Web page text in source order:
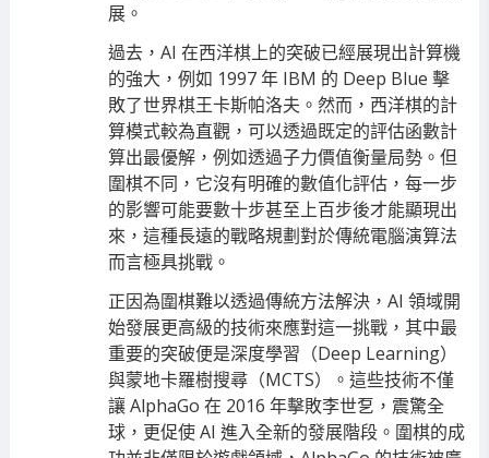
展。
過去，AI 在西洋棋上的突破已經展現出計算機
的強大，例如 1997 年 IBM 的 Deep Blue 擊
敗了世界棋王卡斯帕洛夫。然而，西洋棋的計
算模式較為直觀，可以透過既定的評估函數計
算出最優解，例如透過子力價值衡量局勢。但
圍棋不同，它沒有明確的數值化評估，每一步
的影響可能要數十步甚至上百步後才能顯現出
來，這種長遠的戰略規劃對於傳統電腦演算法
而言極具挑戰。
正因為圍棋難以透過傳統方法解決，AI 領域開
始發展更高級的技術來應對這一挑戰，其中最
重要的突破便是深度學習（Deep Learning）
與蒙地卡羅樹搜尋（MCTS）。這些技術不僅
讓 AlphaGo 在 2016 年擊敗李世乭，震驚全
球，更促使 AI 進入全新的發展階段。圍棋的成